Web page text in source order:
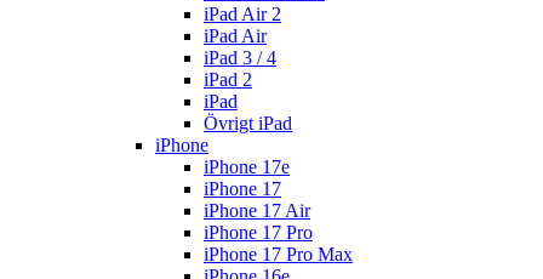
iPad Air 2
iPad Air
iPad 3 / 4
iPad 2
iPad
Övrigt iPad
iPhone
iPhone 17e
iPhone 17
iPhone 17 Air
iPhone 17 Pro
iPhone 17 Pro Max